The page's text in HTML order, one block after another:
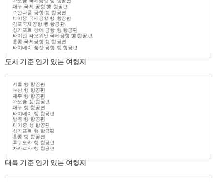
대구 국제 공항 행 항공편
수완나품 공항 행 항공편
타이중 국제공항 행 항공편
김포국제공항 행 항공편
싱가포르 창이 공항 행 항공편
타이완 타오위안 국제공항 행 항공편
홍콩 국제공항 행 항공편
타이베이 쑹산 공항 행 항공편
도시 기준 인기 있는 여행지
서울 행 항공편
부산 행 항공편
제주 행 항공편
가오슝 행 항공편
대구 행 항공편
타이베이 행 항공편
방콕 행 항공편
타이중 행 항공편
싱가포르 행 항공편
홍콩 행 항공편
후쿠오카 행 항공편
자카르타 행 항공편
대륙 기준 인기 있는 여행지